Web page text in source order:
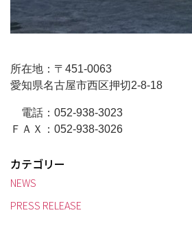
所在地：〒451-0063
愛知県名古屋市西区押切2-8-18
電話：052-938-3023
ＦＡＸ：052-938-3026
カテゴリー
NEWS
PRESS RELEASE